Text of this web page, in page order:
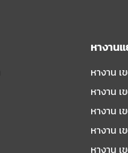
หางาน
หางาน เ
หางาน
หางาน เ
หางาน
หางาน